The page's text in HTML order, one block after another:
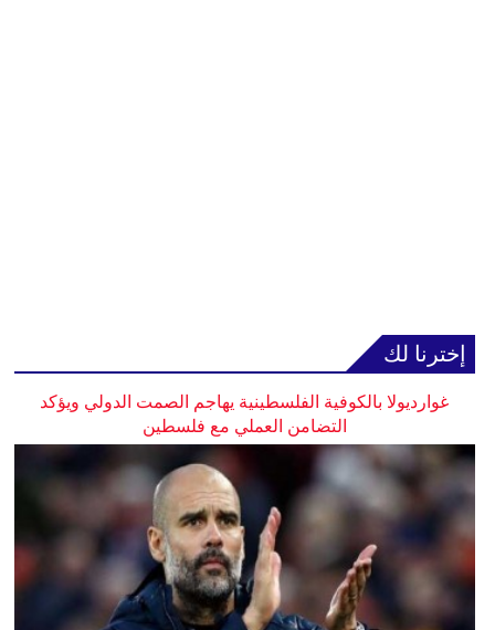
إخترنا لك
غوارديولا بالكوفية الفلسطينية يهاجم الصمت الدولي ويؤكد
التضامن العملي مع فلسطين